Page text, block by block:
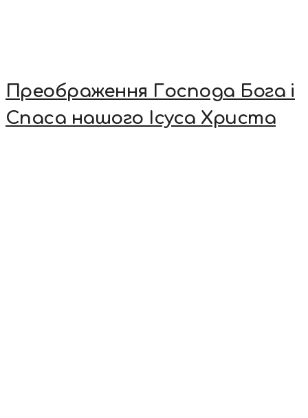
Преображення Господа Бога і
Спаса нашого Ісуса Христа